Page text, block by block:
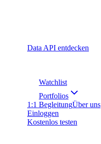
Data API entdecken
Watchlist
Portfolios
1:1 BegleitungÜber uns
Einloggen
Kostenlos testen